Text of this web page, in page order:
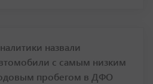
назвали
с самым низким
пробегом в ДФО